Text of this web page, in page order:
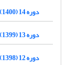
دوره 14 (1400)
دوره 13 (1399)
دوره 12 (1398)